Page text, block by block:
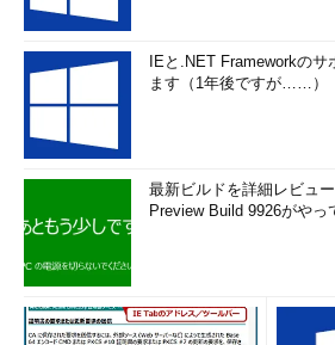
の問題の修正、Active Directoryに関連す
どです。この累積的な更新プログラムで
て、自分の環境に影響がない（緊急に解
合は、インストールする必要はありませ
次にWindows Update経由で配布される
に累積されるため、急ぐ必要はありませ
履歴」が消える問題については、引き
this update（この更新プログラムの既知
う？
IEと.NET Frameworkの
ます（1年後ですが……）
最新ビルドを詳細レビュ
Preview Build 9926がやっ